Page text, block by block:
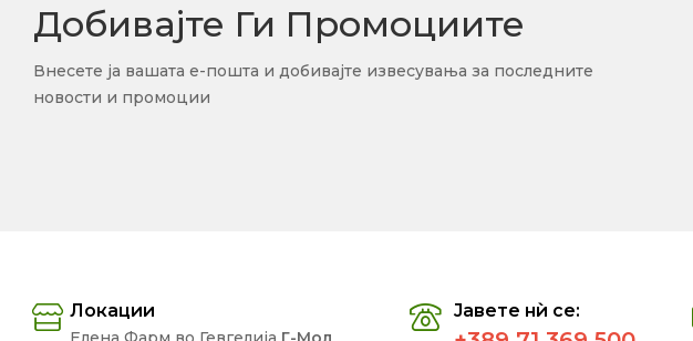
Добивајте Ги Промоциите
Внесете ја вашата е-пошта и добивајте извесувања за последните
новости и промоции
Локации Јавете нѝ се: